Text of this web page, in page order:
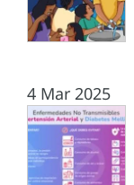
4 Mar 2025